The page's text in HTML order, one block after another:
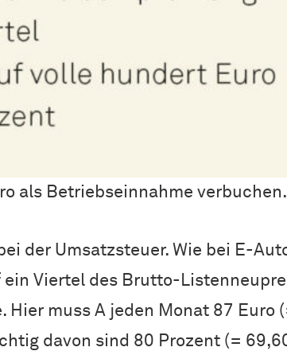
als Betriebseinnahme verbuchen.
der Umsatzsteuer. Wie bei E-
ein Viertel des Brutto-
muss A jeden Monat 87 Euro
davon sind 80 Prozent (=